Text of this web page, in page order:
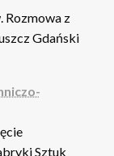
Rozmowa z
Gdański
Sztuk